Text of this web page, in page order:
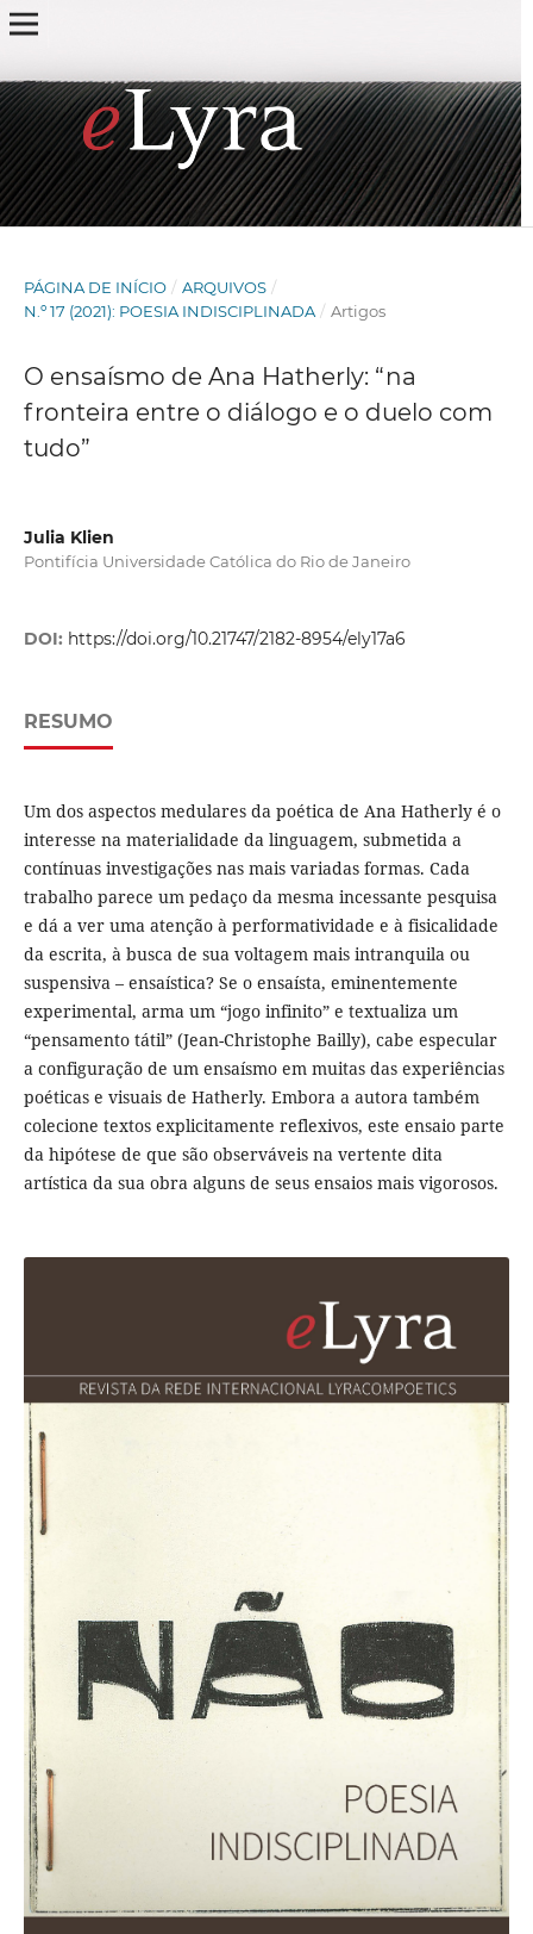
PÁGINA DE INÍCIO / ARQUIVOS /
N.º 17 (2021): POESIA INDISCIPLINADA / Artigos
O ensaísmo de Ana Hatherly: “na
fronteira entre o diálogo e o duelo com
tudo”
Julia Klien
Pontifícia Universidade Católica do Rio de Janeiro
DOI: https://doi.org/10.21747/2182-8954/ely17a6
RESUMO
Um dos aspectos medulares da poética de Ana Hatherly é o
interesse na materialidade da linguagem, submetida a
contínuas investigações nas mais variadas formas. Cada
trabalho parece um pedaço da mesma incessante pesquisa
e dá a ver uma atenção à performatividade e à fisicalidade
da escrita, à busca de sua voltagem mais intranquila ou
suspensiva – ensaística? Se o ensaísta, eminentemente
experimental, arma um “jogo infinito” e textualiza um
“pensamento tátil” (Jean-Christophe Bailly), cabe especular
a configuração de um ensaísmo em muitas das experiências
poéticas e visuais de Hatherly. Embora a autora também
colecione textos explicitamente reflexivos, este ensaio parte
da hipótese de que são observáveis na vertente dita
artística da sua obra alguns de seus ensaios mais vigorosos.